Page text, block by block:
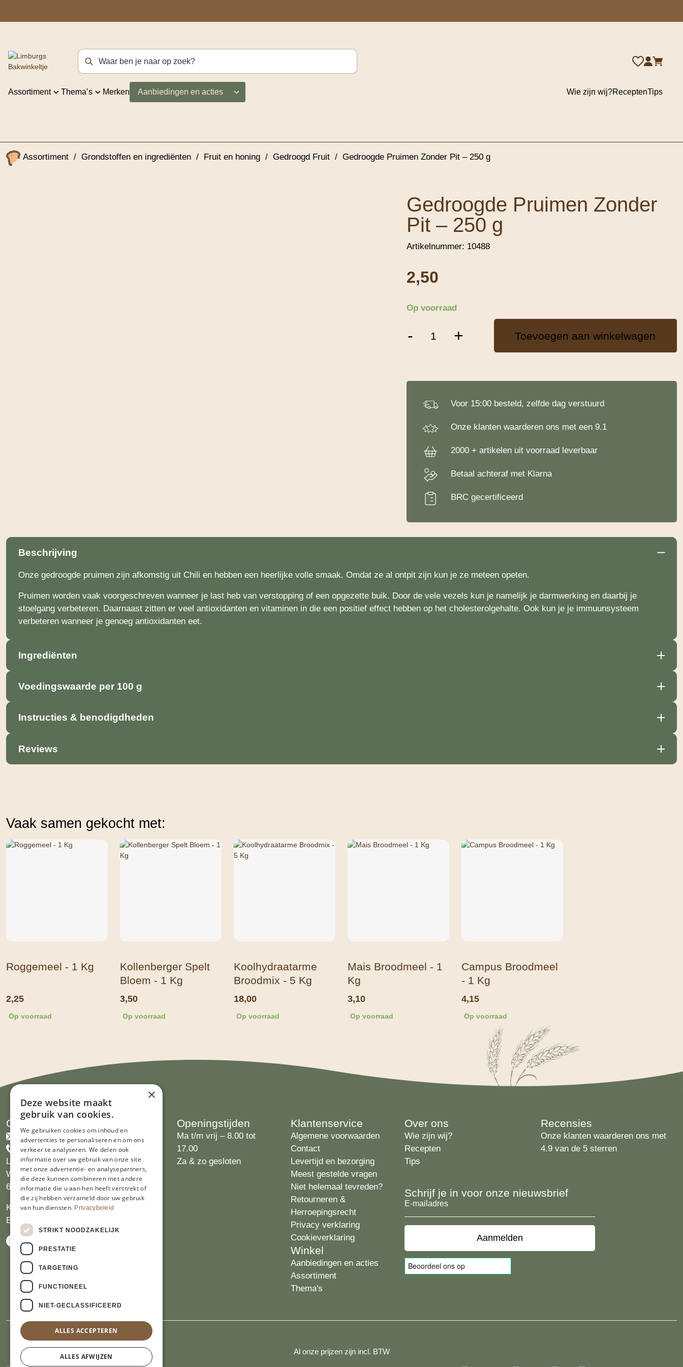
Zoekterm
Assortiment Thema’s Merken Aanbiedingen en acties Wie zijn wij?ReceptenTips
Assortiment / Grondstoffen en ingrediënten / Fruit en honing / Gedroogd Fruit / Gedroogde Pruimen Zonder Pit – 250 g
Gedroogde Pruimen Zonder
Pit – 250 g
Artikelnummer: 10488
2,50
Op voorraad
-
Pruimen
+ Toevoegen aan winkelwagen
Voor 15:00 besteld, zelfde dag verstuurd
Onze klanten waarderen ons met een 9.1
2000 + artikelen uit voorraad leverbaar
Betaal achteraf met Klarna
BRC gecertificeerd
Beschrijving
Onze gedroogde pruimen zijn afkomstig uit Chili en hebben een heerlijke volle smaak. Omdat ze al ontpit zijn kun je ze meteen opeten.
Pruimen worden vaak voorgeschreven wanneer je last heb van verstopping of een opgezette buik. Door de vele vezels kun je namelijk je darmwerking en daarbij je
stoelgang verbeteren. Daarnaast zitten er veel antioxidanten en vitaminen in die een positief effect hebben op het cholesterolgehalte. Ook kun je je immuunsysteem
verbeteren wanneer je genoeg antioxidanten eet.
Ingrediënten
Voedingswaarde per 100 g
Instructies & benodigdheden
Reviews
Vaak samen gekocht met:
Roggemeel - 1 Kg
2,25
Op voorraad
Kollenberger Spelt
Bloem - 1 Kg
3,50
Op voorraad
Koolhydraatarme
Broodmix - 5 Kg
18,00
Op voorraad
Mais Broodmeel - 1
Kg
3,10
Op voorraad
Campus Broodmeel
- 1 Kg
4,15
Op voorraad
Contact
info@limburgsbakwinkeltje.nl
+31455226693
Limburgs Bakwinkeltje
Wijngaardsweg 16
6412 PJ Heerlen
KVK 14069470
BTW NL809913914.B01
Openingstijden
Ma t/m vrij – 8.00 tot
17.00
Za & zo gesloten
Klantenservice
Algemene voorwaarden
Contact
Levertijd en bezorging
Meest gestelde vragen
Niet helemaal tevreden?
Retourneren &
Herroepingsrecht
Privacy verklaring
Cookieverklaring
Winkel
Aanbiedingen en acties
Assortiment
Thema's
Over ons
Wie zijn wij?
Recepten
Tips
Recensies
Onze klanten waarderen ons met
4.9 van de 5 sterren
Schrijf je in voor onze nieuwsbrief
E-
mailadres
Al onze prijzen zijn incl. BTW
×
Deze website maakt
gebruik van cookies.
We gebruiken cookies om inhoud en
advertenties te personaliseren en om ons
verkeer te analyseren. We delen ook
informatie over uw gebruik van onze site
met onze advertentie- en analysepartners,
die deze kunnen combineren met andere
informatie die u aan hen heeft verstrekt of
die zij hebben verzameld door uw gebruik
van hun diensten. Privacybeleid
STRIKT NOODZAKELIJK
PRESTATIE
TARGETING
FUNCTIONEEL
NIET-GECLASSIFICEERD
ALLES ACCEPTEREN
ALLES AFWIJZEN